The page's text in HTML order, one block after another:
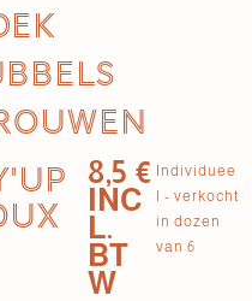
8,5 €
INC
L.
BT
W
Individuee
l - verkocht
in dozen
van 6